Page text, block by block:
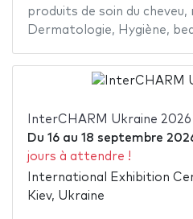
produits de soin du cheveu,
Dermatologie, Hygiène,
InterCHARM Ukraine 2026
Du 16au 18 septembre
jours à attendre !
International Exhibition
Kiev, Ukraine